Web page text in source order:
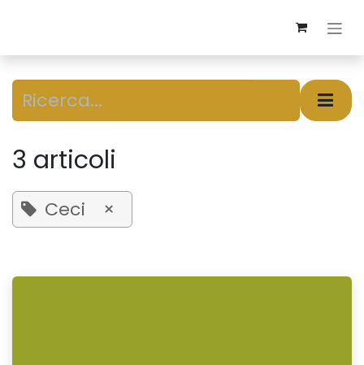
3 articoli
Ceci ×